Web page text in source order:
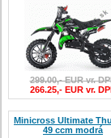
299.00,- EUR vr.
266.25,- EUR vr.
Minicross Ultimate
49 ccm modrá